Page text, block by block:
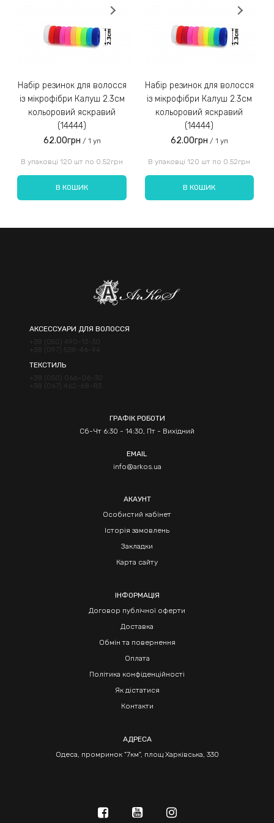
Замовлення післяплатою не надсилаємо!
Введіть код, вказаний на зображенні:
Набір резинок для волосся
із мікрофібри Калуш 2.3см
кольоровий яскравий
(14444)
62.00грн / 1 уп
В упаковці 120 шт по 0.52грн
В КОШИК
Набір резинок для волосся
із мікрофібри Калуш 2.3см
кольоровий яскравий
(14444)
62.00грн / 1 уп
В упаковці 120 шт по 0.52грн
В КОШИК
АКСЕССУАРИ ДЛЯ ВОЛОССЯ
+38 (050) 490-13-30
+38 (097) 538-46-94
ТЕКСТИЛЬ
+38 (050) 066-06-30
+38 (067) 462-68-83
ГРАФІК РОБОТИ
Сб-Чт 6:30 - 14:30, Пт - Вихідний
EMAIL
info@arkos.ua
АКАУНТ
Особистий кабінет
Історія замовлень
Закладки
Карта сайту
ІНФОРМАЦІЯ
Договор публічної оферти
Доставка
Обмін та повернення
Оплата
Політика конфіденційності
Як дістатися
Контакти
АДРЕСА
Одеса, промринок "7км", площ Харківська, 330